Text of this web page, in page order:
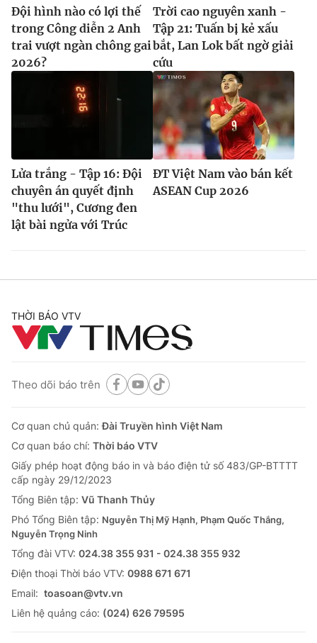
Đội hình nào có lợi thế
trong Công diễn 2 Anh
trai vượt ngàn chông gai
2026?
Trời cao nguyên xanh -
Tập 21: Tuấn bị kẻ xấu
bắt, Lan Lok bất ngờ giải
cứu
Lửa trắng - Tập 16: Đội
chuyên án quyết định
"thu lưới", Cương đen
lật bài ngửa với Trúc
ĐT Việt Nam vào bán kết
ASEAN Cup 2026
THỜI BÁO VTV
Theo dõi báo trên
Cơ quan chủ quản:Đài Truyền hình Việt Nam
Cơ quan báo chí: Thời báo VTV
Giấy phép hoạt động báo in và báo điện tử số 483/GP-BTTTT
cấp ngày 29/12/2023
Tổng Biên tập: Vũ Thanh Thủy
Phó Tổng Biên tập: Nguyễn Thị Mỹ Hạnh, Phạm Quốc Thắng,
Nguyễn Trọng Ninh
Tổng đài VTV: 024.38 355 931 - 024.38 355 932
Ðiện thoại Thời báo VTV: 0988 671 671
Email: toasoan@vtv.vn
Liên hệ quảng cáo: (024) 626 79595